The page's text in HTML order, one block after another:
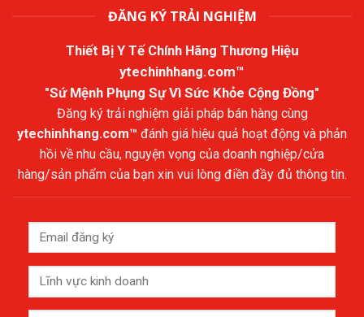
ĐĂNG KÝ TRẢI NGHIỆM
Thiết Bị Y Tế Chính Hãng Thương Hiệu
ytechinhhang.com™
"Sứ Mệnh Phụng Sự Vì Sức Khỏe Cộng Đồng"
Đăng ký trải nghiệm giải pháp bán hàng cùng
ytechinhhang.com™ đánh giá hiệu quả hoạt động và phản
hồi về nhu cầu, nguyện vọng của doanh nghiệp/cửa
hàng/sản phẩm của bạn xin vui lòng điền đầy đủ thông tin.